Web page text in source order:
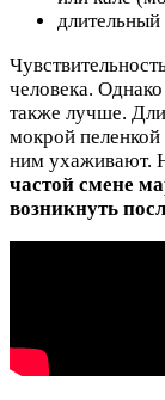
человека.
также лучше.
мокрой пеленкой
ним ухаживают.
частой смене
возникнуть